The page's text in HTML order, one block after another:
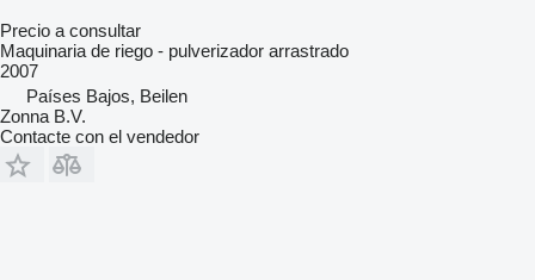
Precio a consultar
Maquinaria de riego - pulverizador arrastrado
2007
Países Bajos, Beilen
Zonna B.V.
Contacte con el vendedor